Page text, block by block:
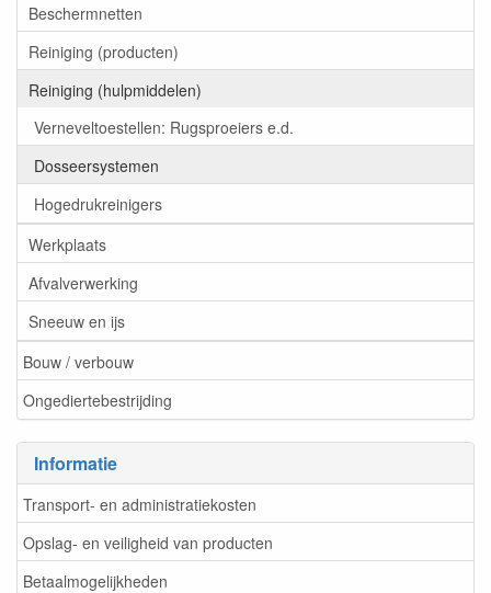
Beschermnetten
Reiniging (producten)
Reiniging (hulpmiddelen)
Verneveltoestellen: Rugsproeiers e.d.
Dosseersystemen
Hogedrukreinigers
Werkplaats
Afvalverwerking
Sneeuw en ijs
Bouw / verbouw
Ongediertebestrijding
Informatie
Transport- en administratiekosten
Opslag- en veiligheid van producten
Betaalmogelijkheden